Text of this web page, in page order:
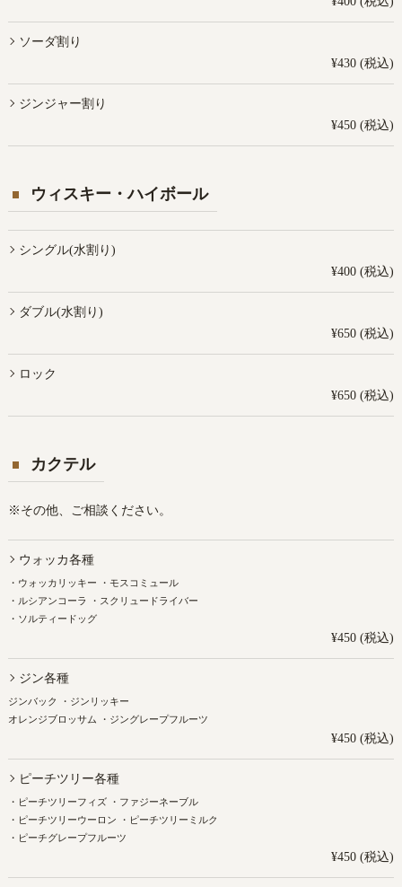
ソーダ割り
¥430 (税込)
ジンジャー割り
¥450 (税込)
ウィスキー・ハイボール
シングル(水割り)
¥400 (税込)
ダブル(水割り)
¥650 (税込)
ロック
¥650 (税込)
カクテル
※その他、ご相談ください。
ウォッカ各種
・ウォッカリッキー ・モスコミュール
・ルシアンコーラ ・スクリュードライバー
・ソルティードッグ
¥450 (税込)
ジン各種
ジンバック ・ジンリッキー
オレンジブロッサム ・ジングレープフルーツ
¥450 (税込)
ピーチツリー各種
・ピーチツリーフィズ ・ファジーネーブル
・ピーチツリーウーロン ・ピーチツリーミルク
・ピーチグレープフルーツ
¥450 (税込)